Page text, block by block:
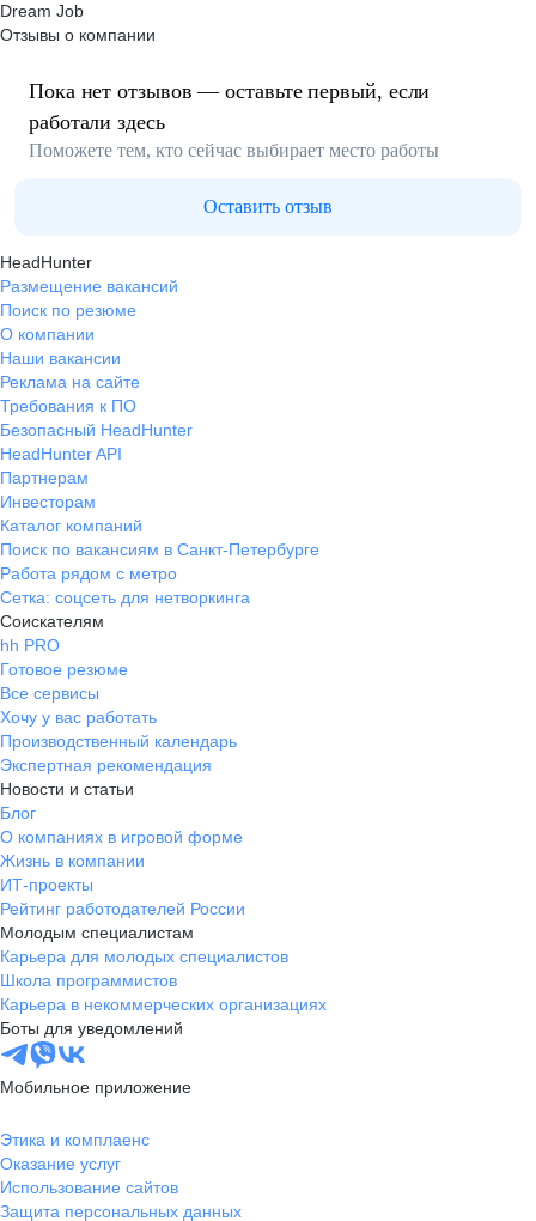
Dream Job
Отзывы о компании
Пока нет отзывов — оставьте первый, если
работали здесь
Поможете тем, кто сейчас выбирает место работы
Оставить отзыв
HeadHunter
Размещение вакансий
Поиск по резюме
О компании
Наши вакансии
Реклама на сайте
Требования к ПО
Безопасный HeadHunter
HeadHunter API
Партнерам
Инвесторам
Каталог компаний
Поиск по вакансиям в Санкт-Петербурге
Работа рядом с метро
Сетка: соцсеть для нетворкинга
Соискателям
hh PRO
Готовое резюме
Все сервисы
Хочу у вас работать
Производственный календарь
Экспертная рекомендация
Новости и статьи
Блог
О компаниях в игровой форме
Жизнь в компании
ИТ-проекты
Рейтинг работодателей России
Молодым специалистам
Карьера для молодых специалистов
Школа программистов
Карьера в некоммерческих организациях
Боты для уведомлений
Мобильное приложение
Этика и комплаенс
Оказание услуг
Использование сайтов
Защита персональных данных